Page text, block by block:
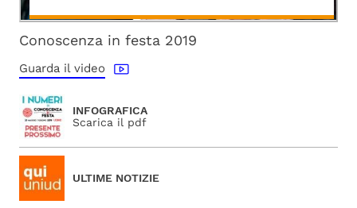
Conoscenza in festa 2019
Guarda il video
INFOGRAFICA
Scarica il pdf
ULTIME NOTIZIE